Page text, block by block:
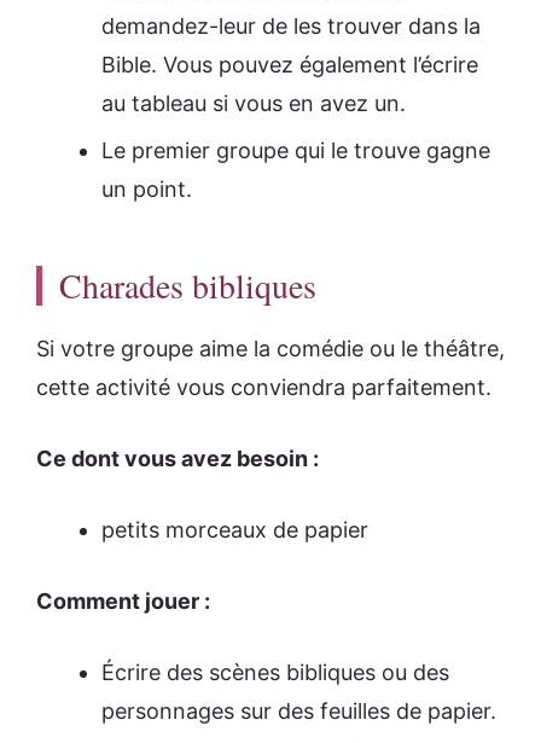
demandez-leur de les trouver dans la
Bible. Vous pouvez également l’écrire
au tableau si vous en avez un.
Le premier groupe qui le trouve gagne
un point.
Charades bibliques
Si votre groupe aime la comédie ou le théâtre,
cette activité vous conviendra parfaitement.
Ce dont vous avez besoin :
petits morceaux de papier
Comment jouer :
Écrire des scènes bibliques ou des
personnages sur des feuilles de papier.